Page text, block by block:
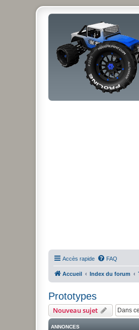
Accès rapide FAQ
Accueil Index du forum
Prototypes
Nouveau sujet
ANNONCES